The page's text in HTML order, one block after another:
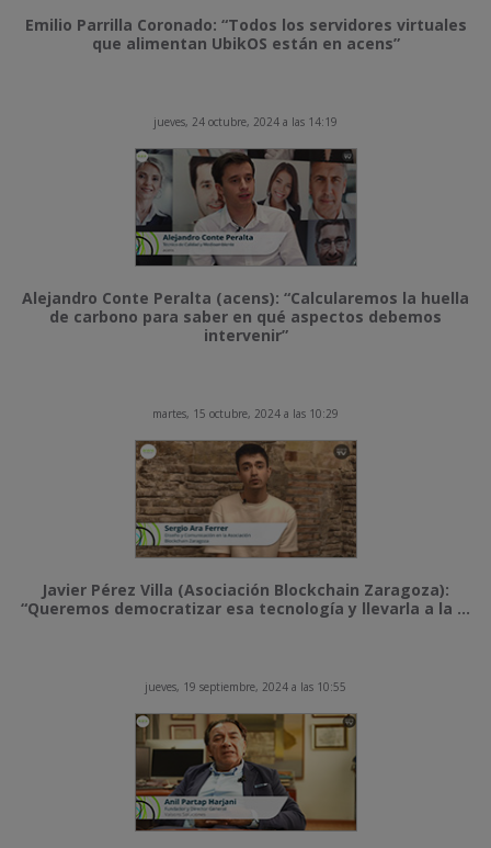
Emilio Parrilla Coronado: “Todos los servidores virtuales
que alimentan UbikOS están en acens”
jueves, 24 octubre, 2024 a las 14:19
Alejandro Conte Peralta (acens): “Calcularemos la huella
de carbono para saber en qué aspectos debemos
intervenir”
martes, 15 octubre, 2024 a las 10:29
Javier Pérez Villa (Asociación Blockchain Zaragoza):
“Queremos democratizar esa tecnología y llevarla a la ...
jueves, 19 septiembre, 2024 a las 10:55